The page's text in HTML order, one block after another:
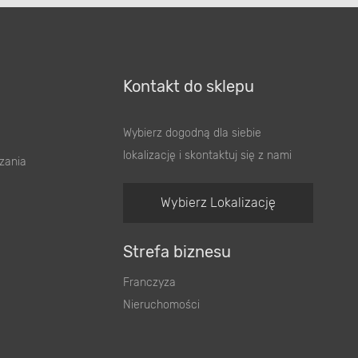
Kontakt do sklepu
Wybierz dogodną dla siebie
lokalizację i skontaktuj się z nami
Wybierz Lokalizację
Strefa biznesu
Franczyza
Nieruchomości